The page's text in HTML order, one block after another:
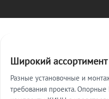
Широкий ассортимент
Разные установочные и
требования проекта.